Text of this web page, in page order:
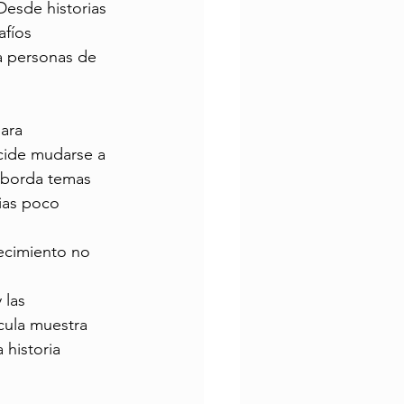
historias
personas de
mudarse a
temas
poco
no
las
muestra
historia